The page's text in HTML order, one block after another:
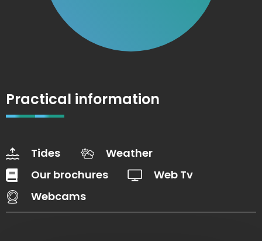
Practical information
Tides
Weather
Our brochures
Web Tv
Webcams